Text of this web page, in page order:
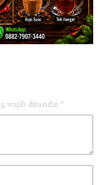
wajib ditandai *